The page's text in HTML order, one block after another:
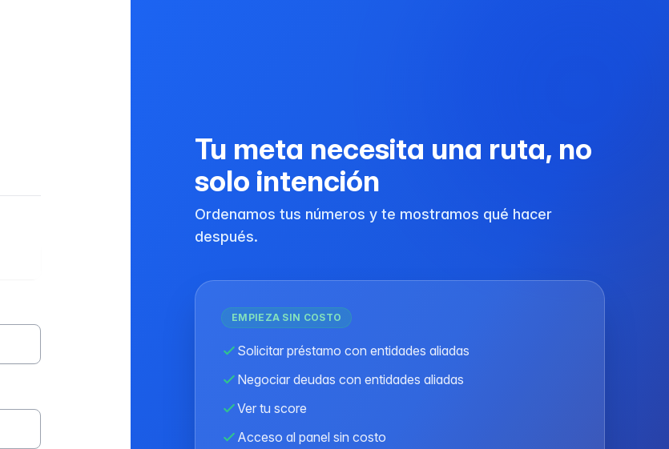
Tu meta necesita una ruta, no
solo intención
Ordenamos tus números y te mostramos qué hacer
después.
EMPIEZA SIN COSTO
Solicitar préstamo con entidades aliadas
Negociar deudas con entidades aliadas
Ver tu score
Acceso al panel sin costo